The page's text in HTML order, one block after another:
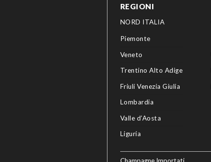
REGIONI
NORD ITALIA
Piemonte
Veneto
Trentino Alto Adige
Friuli Venezia Giulia
Lombardia
Valle d’Aosta
Liguria